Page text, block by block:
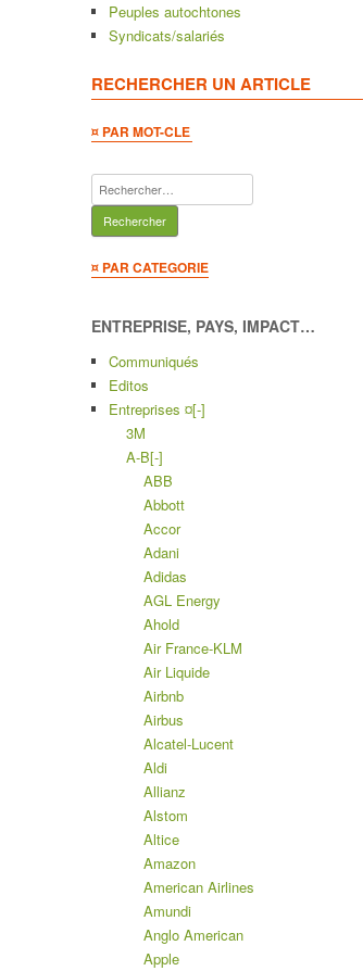
Peuples autochtones
Syndicats/salariés
RECHERCHER UN ARTICLE
¤ PAR MOT-CLE
Rechercher :
¤ PAR CATEGORIE
ENTREPRISE, PAYS, IMPACT…
Communiqués
Editos
Entreprises ¤[-]
3M
A-B[-]
ABB
Abbott
Accor
Adani
Adidas
AGL Energy
Ahold
Air France-KLM
Air Liquide
Airbnb
Airbus
Alcatel-Lucent
Aldi
Allianz
Alstom
Altice
Amazon
American Airlines
Amundi
Anglo American
Apple